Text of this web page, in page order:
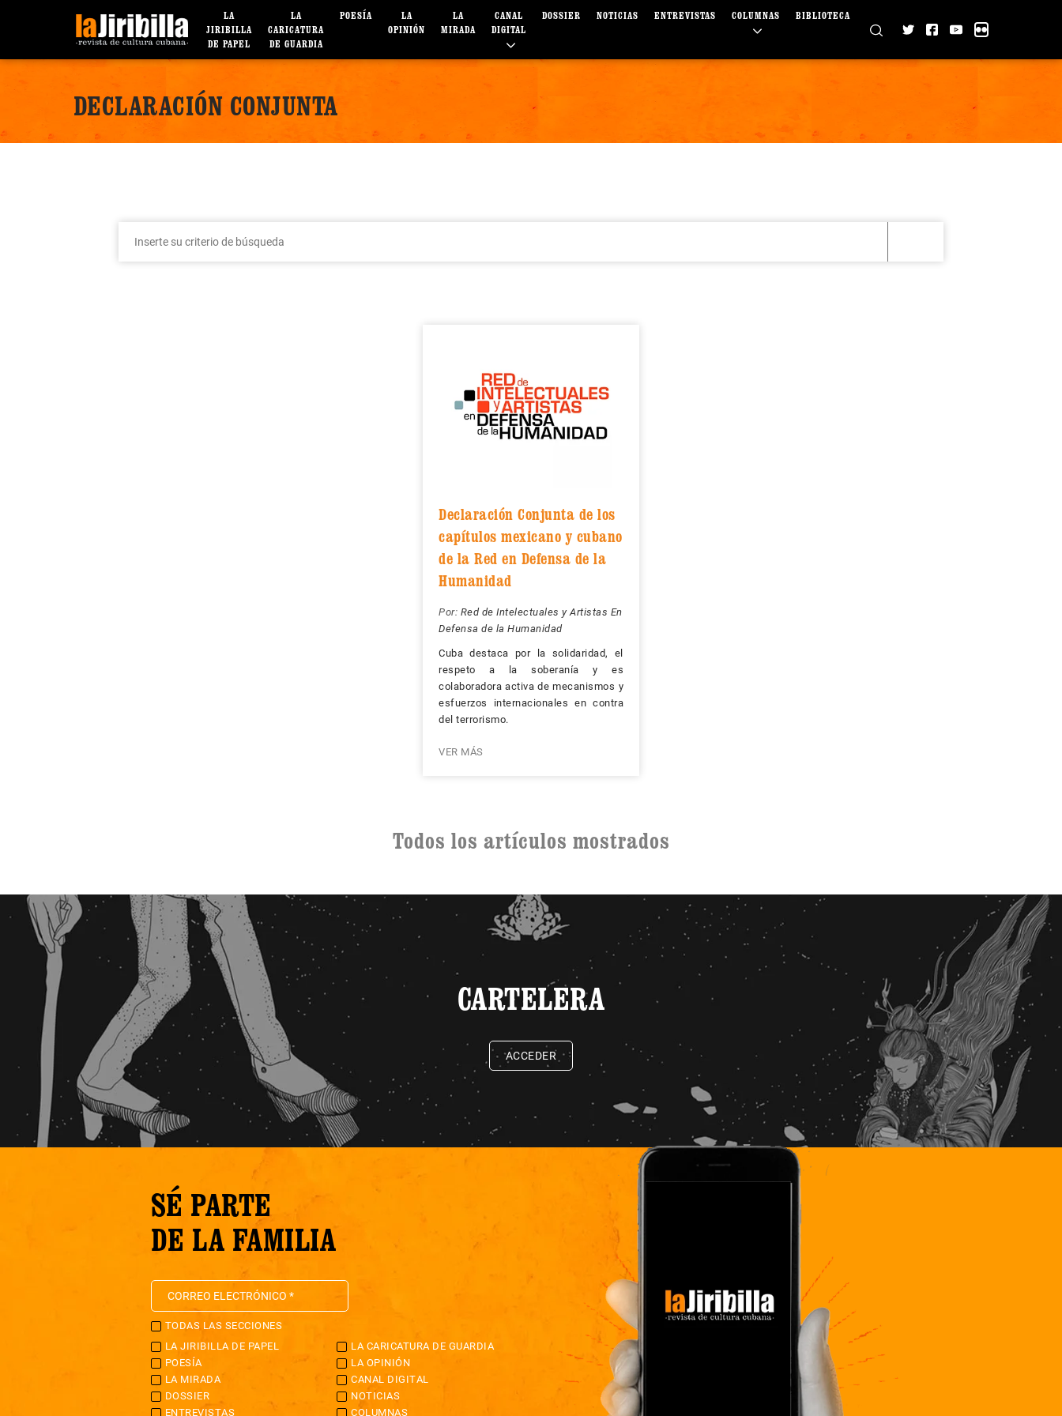
LA
JIRIBILLA
DE PAPEL
LA
CARICATURA
DE GUARDIA
POESÍA
LA
OPINIÓN
LA
MIRADA
CANAL
DIGITAL
DOSSIER NOTICIAS ENTREVISTAS COLUMNAS BIBLIOTECA
DECLARACIÓN CONJUNTA
Declaración Conjunta de los
capítulos mexicano y cubano
de la Red en Defensa de la
Humanidad
Por: Red de Intelectuales y Artistas En
Defensa de la Humanidad
Cuba destaca por la solidaridad, el
respeto a la soberanía y es
colaboradora activa de mecanismos y
esfuerzos internacionales en contra
del terrorismo.
VER MÁS
Todos los artículos mostrados
CARTELERA
ACCEDER
SÉ PARTE
DE LA FAMILIA
TODAS LAS SECCIONES
LA JIRIBILLA DE PAPEL
LA CARICATURA DE GUARDIA
POESÍA
LA OPINIÓN
LA MIRADA
CANAL DIGITAL
DOSSIER
NOTICIAS
ENTREVISTAS
COLUMNAS